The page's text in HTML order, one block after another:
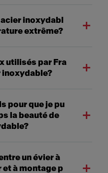
inoxydabl
extrême?
utilisés par Fra
inoxydable?
pour que je pu
la beauté de
un évier à
à montage p